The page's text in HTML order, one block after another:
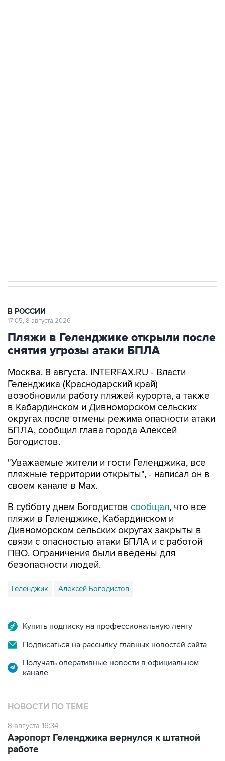
В РОССИИ
17:05, 8 августа 2026
Пляжи в Геленджике открыли после
снятия угрозы атаки БПЛА
Москва. 8 августа. INTERFAX.RU - Власти
Геленджика (Краснодарский край)
возобновили работу пляжей курорта, а также
в Кабардинском и Дивноморском сельских
округах после отмены режима опасности атаки
БПЛА, сообщил глава города Алексей
Богодистов.
"Уважаемые жители и гости Геленджика, все
пляжные территории открыты", - написал он в
своем канале в Max.
В субботу днем Богодистов сообщал, что все
пляжи в Геленджике, Кабардинском и
Дивноморском сельских округах закрыты в
связи с опасностью атаки БПЛА и с работой
ПВО. Ограничения были введены для
безопасности людей.
Геленджик Алексей Богодистов
Купить подписку на профессиональную ленту
Подписаться на рассылку главных новостей сайта
Получать оперативные новости в официальном
канале
НОВОСТИ ПО ТЕМЕ
8 августа 16:34
Аэропорт Геленджика вернулся к штатной
работе